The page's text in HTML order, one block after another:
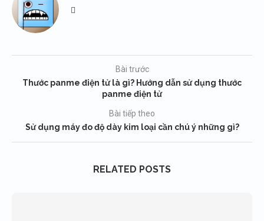
Bài trước
Thước panme điện tử là gì? Hướng dẫn sử dụng thước
panme điện tử
Bài tiếp theo
Sử dụng máy đo độ dày kim loại cần chú ý những gì?
RELATED POSTS